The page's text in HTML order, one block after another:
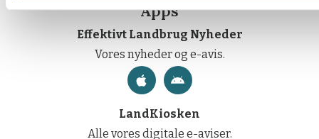
Apps
Effektivt Landbrug Nyheder
Vores nyheder og e-avis.
LandKiosken
Alle vores digitale e-aviser.